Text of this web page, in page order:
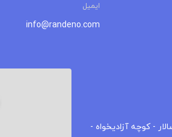
ایمیل
info@randeno.com
- کوچه آزادیخواه -